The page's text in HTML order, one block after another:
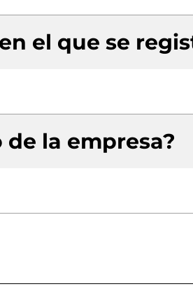
el que se
de la empresa?